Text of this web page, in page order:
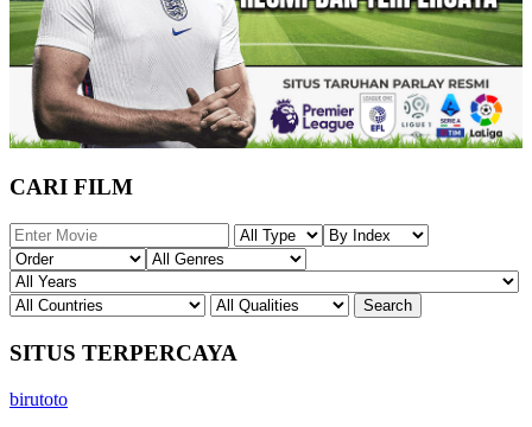
CARI FILM
SITUS TERPERCAYA
birutoto